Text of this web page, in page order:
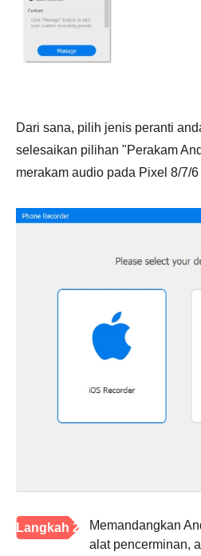
Dari sana, pilih jenis peranti
selesaikan pilihan "Perakam
merakam audio pada Pixel 8/7/6
Langkah 2
Memandangkan
alat pencerminan,